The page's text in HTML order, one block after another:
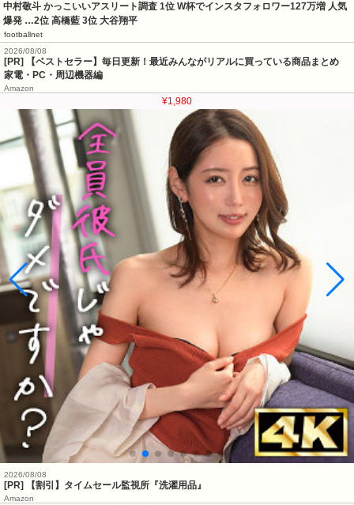
中村敬斗 かっこいいアスリート調査 1位 W杯でインスタフォロワー127万増 人気
爆発 …2位 高橋藍 3位 大谷翔平
footballnet
2026/08/08
[PR] 【ベストセラー】毎日更新！最近みんながリアルに買っている商品まとめ
家電・PC・周辺機器編
Amazon
¥1,980
2026/08/08
[PR] 【割引】タイムセール監視所『洗濯用品』
Amazon